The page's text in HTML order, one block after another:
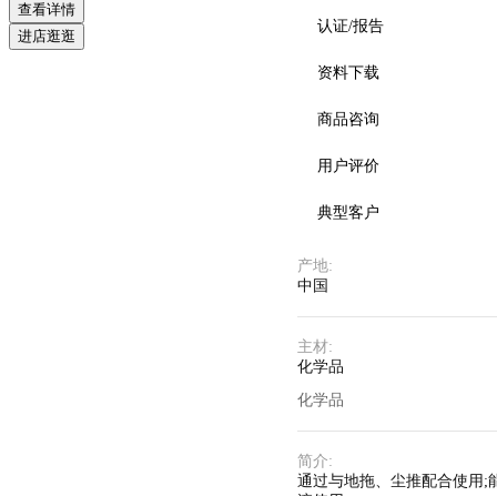
查看详情
进店逛逛
认证/报告
资料下载
商品咨询
用户评价
典型客户
产地:
中国
主材:
化学品
化学品
简介:
通过与地拖、尘推配合使用;